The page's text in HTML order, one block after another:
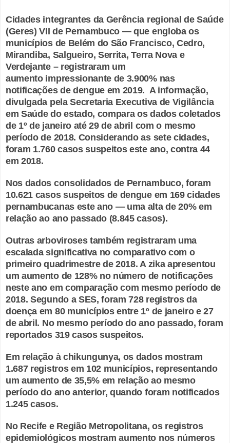
Cidades integrantes da Gerência regional de Saúde
(Geres) VII de Pernambuco — que engloba os
municípios de Belém do São Francisco, Cedro,
Mirandiba, Salgueiro, Serrita, Terra Nova e
Verdejante – registraram um
aumento impressionante de 3.900% nas
notificações de dengue em 2019. A informação,
divulgada pela Secretaria Executiva de Vigilância
em Saúde do estado, compara os dados coletados
de 1º de janeiro até 29 de abril com o mesmo
período de 2018. Considerando as sete cidades,
foram 1.760 casos suspeitos este ano, contra 44
em 2018.
Nos dados consolidados de Pernambuco, foram
10.621 casos suspeitos de dengue em 169 cidades
pernambucanas este ano — uma alta de 20% em
relação ao ano passado (8.845 casos).
Outras arboviroses também registraram uma
escalada significativa no comparativo com o
primeiro quadrimestre de 2018. A zika apresentou
um aumento de 128% no número de notificações
neste ano em comparação com mesmo período de
2018. Segundo a SES, foram 728 registros da
doença em 80 municípios entre 1º de janeiro e 27
de abril. No mesmo período do ano passado, foram
reportados 319 casos suspeitos.
Em relação à chikungunya, os dados mostram
1.687 registros em 102 municípios, representando
um aumento de 35,5% em relação ao mesmo
período do ano anterior, quando foram notificados
1.245 casos.
No Recife e Região Metropolitana, os registros
epidemiológicos mostram aumento nos números